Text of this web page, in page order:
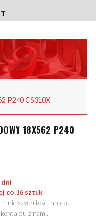
P240 CS310X
18X562 P240
dni
co 16 sztuk
ilości np. do
z nami.